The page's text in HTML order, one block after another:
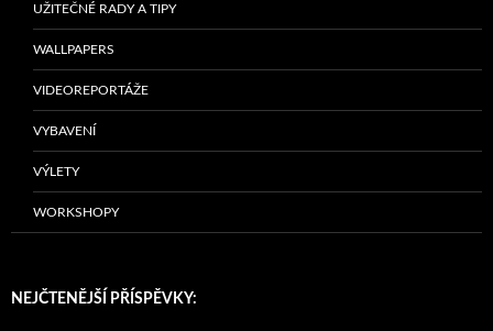
UŽITEČNÉ RADY A TIPY
WALLPAPERS
VIDEOREPORTÁŽE
VYBAVENÍ
VÝLETY
WORKSHOPY
NEJČTENĚJŠÍ PŘÍSPĚVKY: